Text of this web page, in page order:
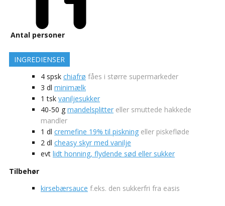
Antal personer
INGREDIENSER
4 spsk chiafrø fåes i større supermarkeder
3 dl minimælk
1 tsk vaniljesukker
40-50 g mandelsplitter eller smuttede hakkede
mandler
1 dl cremefine 19% til piskning eller piskefløde
2 dl cheasy skyr med vanilje
evt lidt honning, flydende sød eller sukker
Tilbehør
kirsebærsauce f.eks. den sukkerfri fra easis